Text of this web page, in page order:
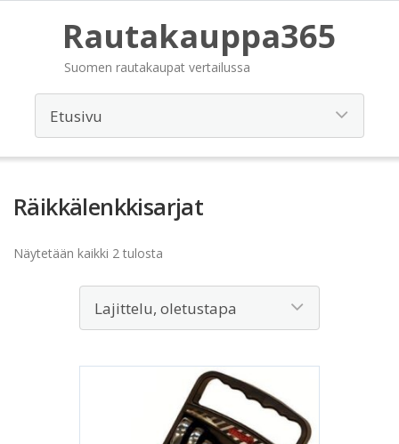
Rautakauppa365
Suomen rautakaupat vertailussa
Räikkälenkkisarjat
Näytetään kaikki 2 tulosta